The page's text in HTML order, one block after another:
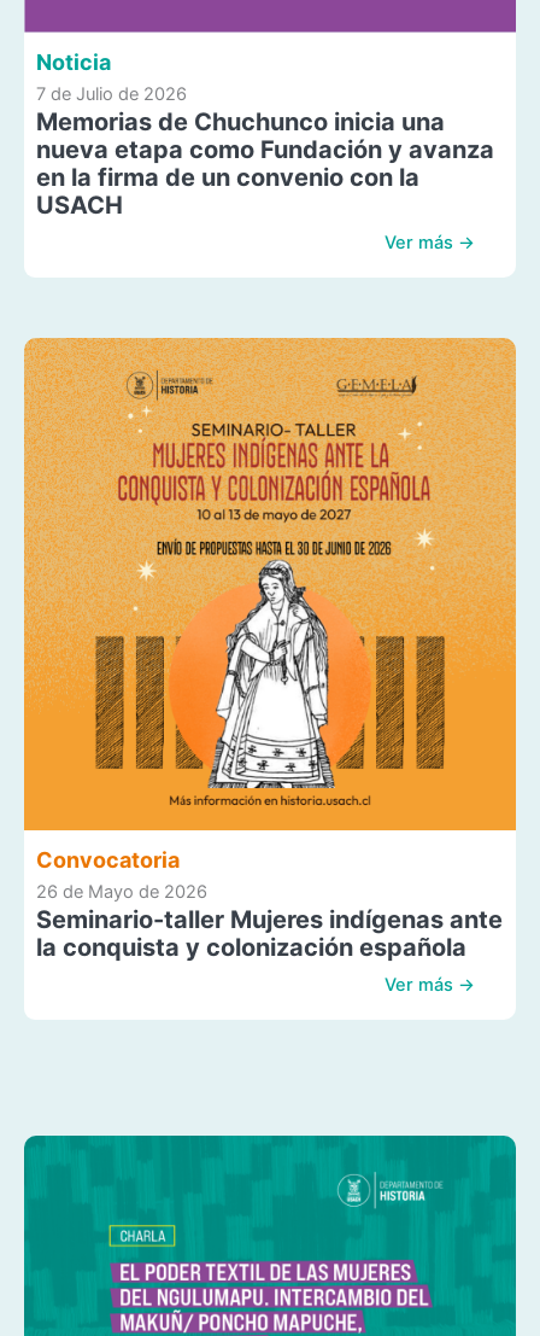
Noticia
7 de Julio de 2026
Memorias de Chuchunco inicia una
nueva etapa como Fundación y avanza
en la firma de un convenio con la
USACH
Ver más →
Convocatoria
26 de Mayo de 2026
Seminario-taller Mujeres indígenas ante
la conquista y colonización española
Ver más →